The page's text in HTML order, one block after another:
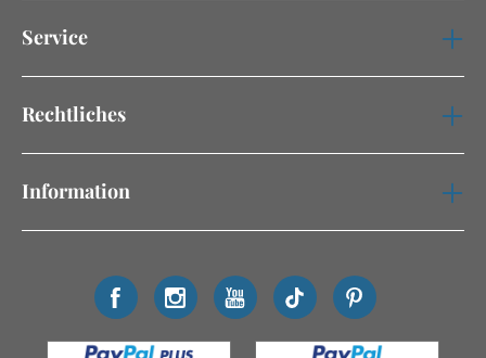
Service
Rechtliches
Information